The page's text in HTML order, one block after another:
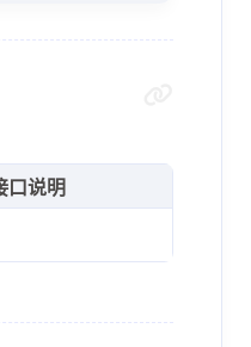
口说明